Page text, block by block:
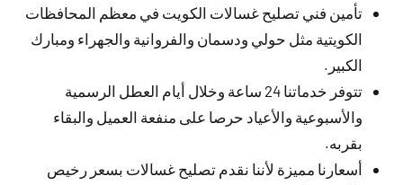
تأمين فني تصليح غسالات الكويت في معظم المحافظات
الكويتية مثل حولي ودسمان والفروانية والجهراء ومبارك
الكبير.
تتوفر خدماتنا 24 ساعة وخلال أيام العطل الرسمية
والأسبوعية والأعياد حرصا على منفعة العميل والبقاء
بقربه.
أسعارنا مميزة لأننا نقدم تصليح غسالات بسعر رخيص